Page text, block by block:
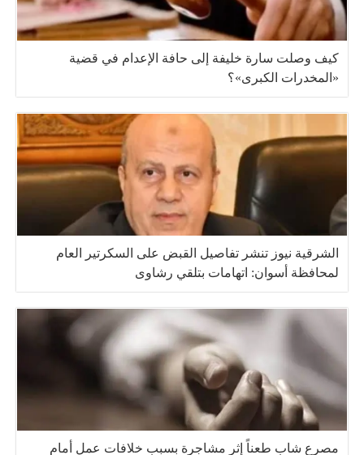
كيف وصلت سارة خليفة إلى حافة الإعدام في قضية
«المخدرات الكبرى»؟
الشرقية نيوز تنشر تفاصيل القبض على السكرتير العام
لمحافظة أسوان: اتهامات بتلقي رشاوى
مصرع شاب طعناً إثر مشاجرة بسبب خلافات عمل أمام